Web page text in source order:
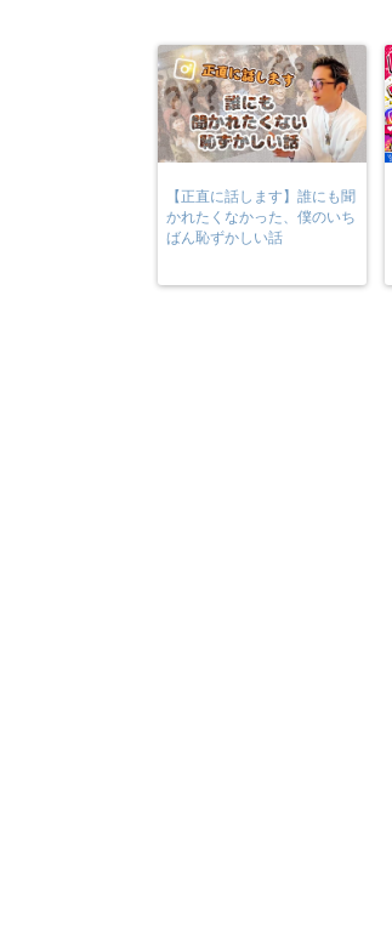
【正直に話します】誰にも聞
かれたくなかった、僕のいち
ばん恥ずかしい話